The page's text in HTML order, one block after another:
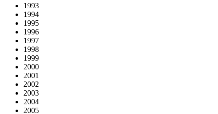
1993
1994
1995
1996
1997
1998
1999
2000
2001
2002
2003
2004
2005